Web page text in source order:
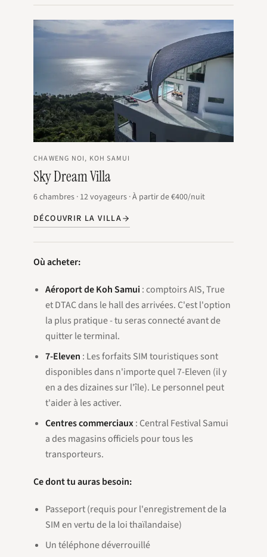
CHAWENG NOI, KOH SAMUI
Sky Dream Villa
6chambres · 12voyageurs ·À partir de€400/nuit
DÉCOUVRIR LA VILLA
Où acheter:
Aéroport de Koh Samui: comptoirs AIS, True
et DTAC dans le hall des arrivées. C'est l'option
la plus pratique - tu seras connecté avant de
quitter le terminal.
7-Eleven : Les forfaits SIM touristiques sont
disponibles dans n'importe quel 7-Eleven (il y
en a des dizaines sur l'île). Le personnel peut
t'aider à les activer.
Centres commerciaux: Central Festival Samui
a des magasins officiels pour tous les
transporteurs.
Ce dont tu auras besoin:
Passeport (requis pour l'enregistrement de la
SIM en vertu de la loi thaïlandaise)
Un téléphone déverrouillé